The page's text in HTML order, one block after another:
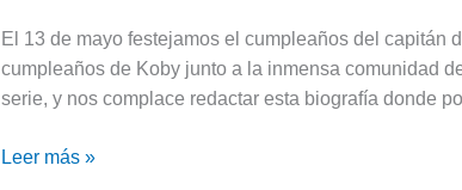
El 13 de mayo festejamos el cumpleaños del capitán
cumpleaños de Koby junto a la inmensa comunidad
serie, y nos complace redactar esta biografía donde
One
Leer más »